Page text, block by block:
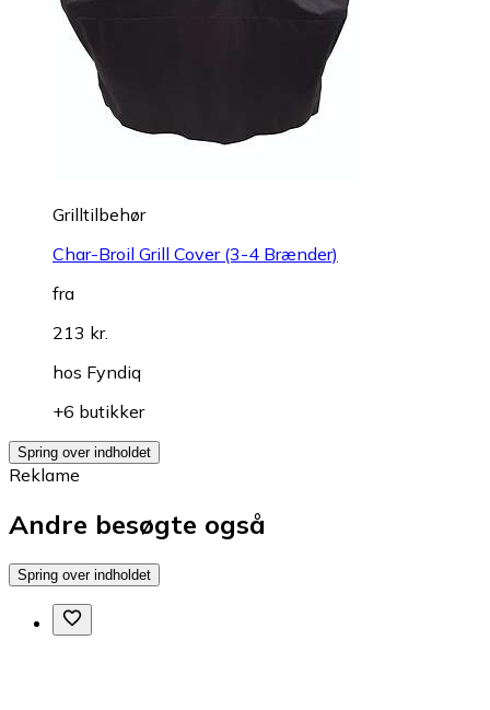
Grilltilbehør
Char-Broil Grill Cover (3-4 Brænder)
fra
213 kr.
hos Fyndiq
+6 butikker
Spring over indholdet
Reklame
Andre besøgte også
Spring over indholdet